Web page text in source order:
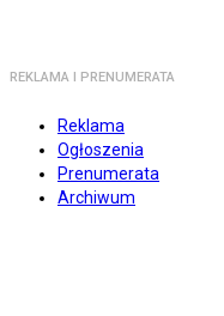
REKLAMA I PRENUMERATA
Reklama
Ogłoszenia
Prenumerata
Archiwum